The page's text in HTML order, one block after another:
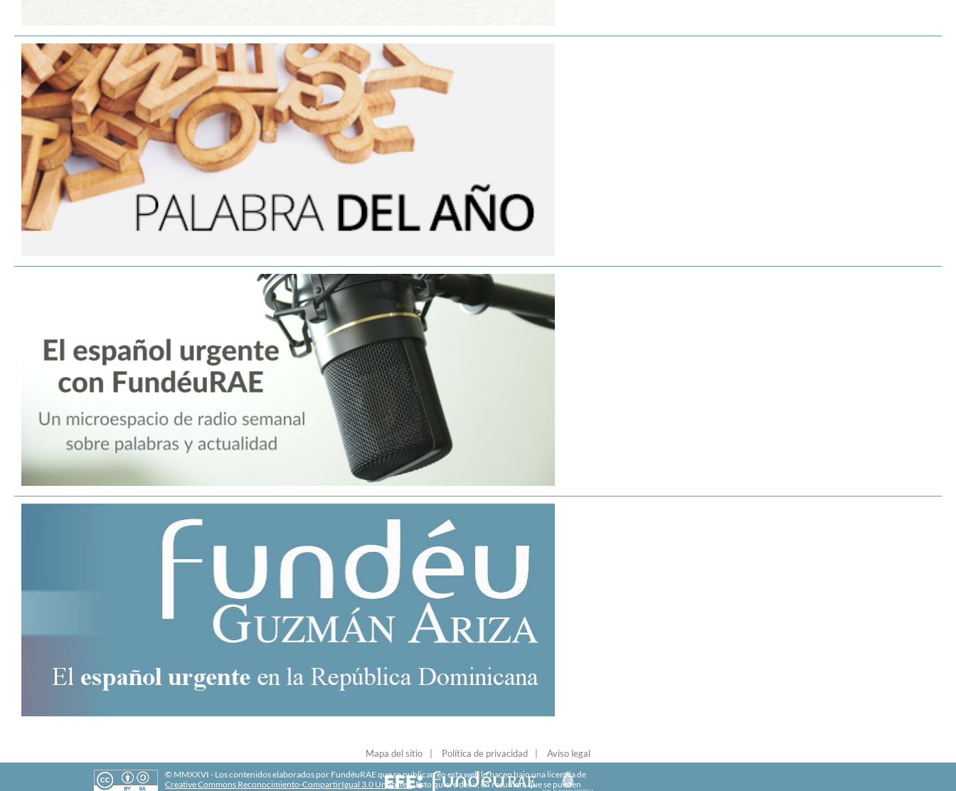
Mapa del sitio Política de privacidad Aviso legal
© MMXXVI - Los contenidos elaborados por FundéuRAE que se publican en esta web lo hacen bajo una licencia de
Creative Commons Reconocimiento-CompartirIgual 3.0 Unported. Esto quiere decir, en resumen, que se pueden